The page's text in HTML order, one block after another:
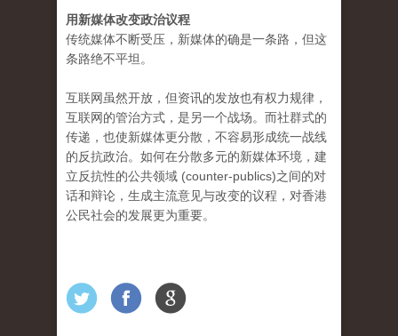
用新媒体改变政治议程
传统媒体不断受压，新媒体的确是一条路，但这
条路绝不平坦。
互联网虽然开放，但资讯的发放也有权力规律，
互联网的管治方式，是另一个战场。而社群式的
传递，也使新媒体更分散，不容易形成统一战线
的反抗政治。如何在分散多元的新媒体环境，建
立反抗性的公共领域 (counter-publics)之间的对
话和辩论，生成主流意见与改变的议程，对香港
公民社会的发展更为重要。